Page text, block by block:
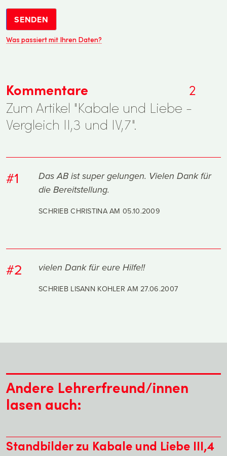
SENDEN
Was passiert mit Ihren Daten?
Kommentare
2
Zum Artikel "Kabale und Liebe -
Vergleich II,3 und IV,7".
#1
Das AB ist super gelungen. Vielen Dank für
die Bereitstellung.
SCHRIEB CHRISTINA AM05.10.2009
#2 vielen Dank für eure Hilfe!!
SCHRIEB LISANN KOHLER AM27.06.2007
Andere Lehrerfreund/innen
lasen auch:
Standbilder zu Kabale und Liebe III,4